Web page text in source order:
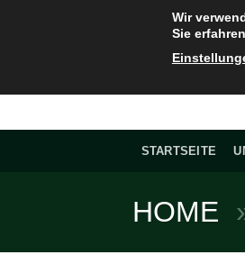
STARTSEITE
HOME
Wir
Sie